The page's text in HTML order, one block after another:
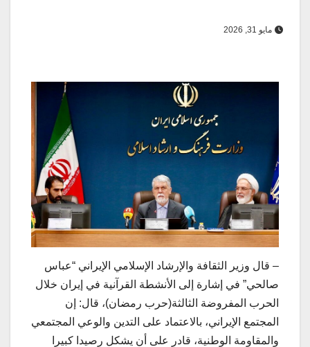
مايو 31, 2026
– قال وزير الثقافة والإرشاد الإسلامي الإيراني “عباس
صالحي” في إشارة إلى الأنشطة القرآنية في إيران خلال
الحرب المفروضة الثالثة(حرب رمضان)، قال: إن
المجتمع الإيراني، بالاعتماد على التدين والوعي المجتمعي
والمقاومة الوطنية، قادر على أن يشكل رصيدا كبيرا